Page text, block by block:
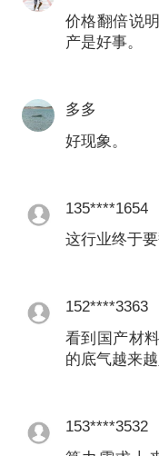
价格翻倍说
产是好事。
多多
好现象。
135****1654
这行业终于要
152****3363
看到国产材
的底气越来越
153****3532